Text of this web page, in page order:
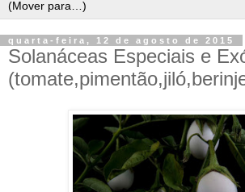
quarta-feira, 12 de agosto de 2015
Solanáceas Especiais e